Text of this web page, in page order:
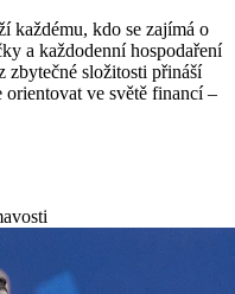
každému, kdo se zajímá o
a každodenní hospodaření
zbytečné složitosti přináší
orientovat ve světě financí –